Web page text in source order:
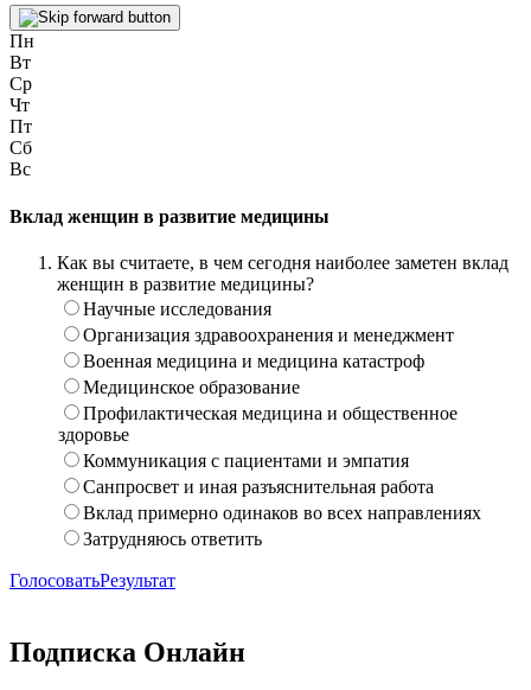
Пн
Вт
Ср
Чт
Пт
Сб
Вс
Вклад женщин в развитие медицины
Как вы считаете, в чем сегодня наиболее заметен вклад
женщин в развитие медицины?
Научные исследования
Организация здравоохранения и менеджмент
Военная медицина и медицина катастроф
Медицинское образование
Профилактическая медицина и общественное
здоровье
Коммуникация с пациентами и эмпатия
Санпросвет и иная разъяснительная работа
Вклад примерно одинаков во всех направлениях
Затрудняюсь ответить
ГолосоватьРезультат
Подписка Онлайн